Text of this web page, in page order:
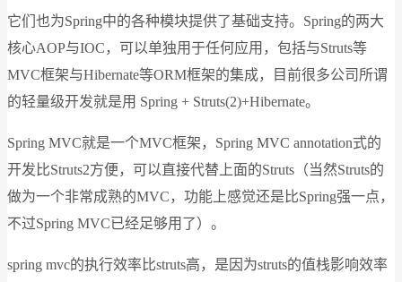
它们也为Spring中的各种模块提供了基础支持。Spring的两大
核心AOP与IOC，可以单独用于任何应用，包括与Struts等
MVC框架与Hibernate等ORM框架的集成，目前很多公司所谓
的轻量级开发就是用 Spring + Struts(2)+Hibernate。
Spring MVC就是一个MVC框架，Spring MVC annotation式的
开发比Struts2方便，可以直接代替上面的Struts（当然Struts的
做为一个非常成熟的MVC，功能上感觉还是比Spring强一点，
不过Spring MVC已经足够用了）。
spring mvc的执行效率比struts高，是因为struts的值栈影响效率